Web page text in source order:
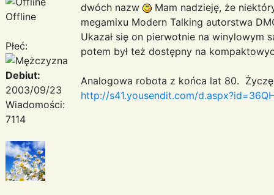
Offline
Płeć:
Debiut:
2003/09/23
Wiadomości:
7114
dwóch nazw
Mam nadzieję, że
megamixu Modern Talking autorstwa
Ukazał się on pierwotnie na winylowym
potem był też dostępny na
Analogowa robota z końca lat 80. Życzę
http://s41.yousendit.com/